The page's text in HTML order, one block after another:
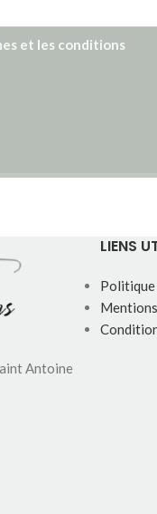
et les conditions
Antoine
LIENS